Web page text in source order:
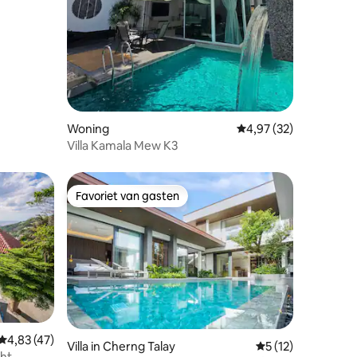
Woning Gemiddelde
4,97 (32)
Villa Kamala Mew K3
beoordeling van 4,83 op 5, 47 recensies
4,83 (47)
Favoriet van gasten
Favoriet van gasten
Villa in Cherng Talay Gemiddelde
5 (12)